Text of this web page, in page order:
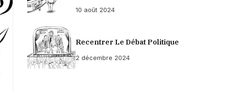
Propose À Ses Ex-Ouvriers Un
10 août 2024
Recentrer Le Débat Politique
2 décembre 2024